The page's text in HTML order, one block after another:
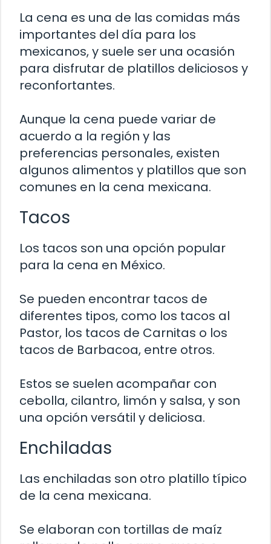
La cena es una de las comidas más
importantes del día para los
mexicanos, y suele ser una ocasión
para disfrutar de platillos deliciosos y
reconfortantes.
Aunque la cena puede variar de
acuerdo a la región y las
preferencias personales, existen
algunos alimentos y platillos que son
comunes en la cena mexicana.
Tacos
Los tacos son una opción popular
para la cena en México.
Se pueden encontrar tacos de
diferentes tipos, como los tacos al
Pastor, los tacos de Carnitas o los
tacos de Barbacoa, entre otros.
Estos se suelen acompañar con
cebolla, cilantro, limón y salsa, y son
una opción versátil y deliciosa.
Enchiladas
Las enchiladas son otro platillo típico
de la cena mexicana.
Se elaboran con tortillas de maíz